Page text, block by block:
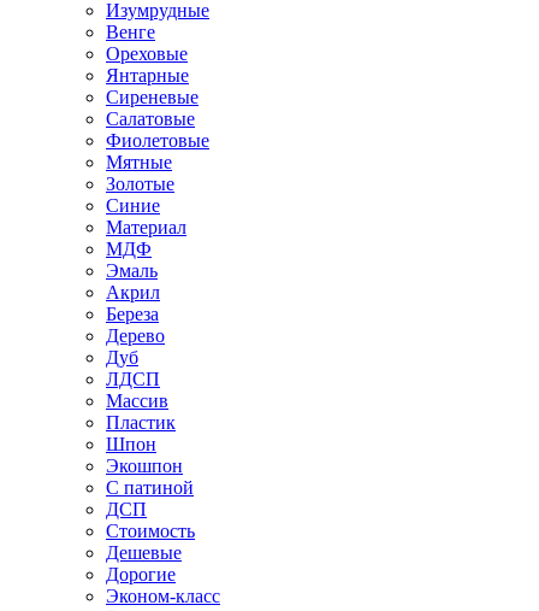
Изумрудные
Венге
Ореховые
Янтарные
Сиреневые
Салатовые
Фиолетовые
Мятные
Золотые
Синие
Материал
МДФ
Эмаль
Акрил
Береза
Дерево
Дуб
ЛДСП
Массив
Пластик
Шпон
Экошпон
С патиной
ДСП
Стоимость
Дешевые
Дорогие
Эконом-класс